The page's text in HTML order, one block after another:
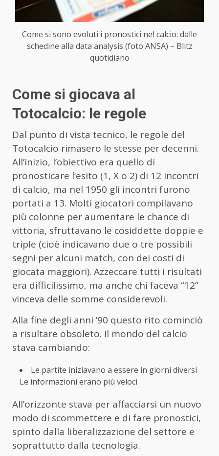
Come si sono evoluti i pronostici nel calcio: dalle
schedine alla data analysis (foto ANSA) – Blitz
quotidiano
Come si giocava al
Totocalcio: le regole
Dal punto di vista tecnico, le regole del
Totocalcio rimasero le stesse per decenni.
All’inizio, l’obiettivo era quello di
pronosticare l’esito (1, X o 2) di 12 incontri
di calcio, ma nel 1950 gli incontri furono
portati a 13. Molti giocatori compilavano
più colonne per aumentare le chance di
vittoria, sfruttavano le cosiddette doppie e
triple (cioè indicavano due o tre possibili
segni per alcuni match, con dei costi di
giocata maggiori). Azzeccare tutti i risultati
era difficilissimo, ma anche chi faceva “12”
vinceva delle somme considerevoli.
Alla fine degli anni ’90 questo rito cominciò
a risultare obsoleto. Il mondo del calcio
stava cambiando:
Le partite iniziavano a essere in giorni diversi
Le informazioni erano più veloci
All’orizzonte stava per affacciarsi un nuovo
modo di scommettere e di fare pronostici,
spinto dalla liberalizzazione del settore e
soprattutto dalla tecnologia.